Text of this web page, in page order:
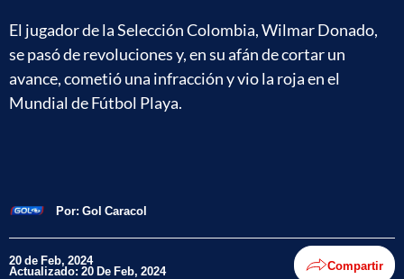
El jugador de la Selección Colombia, Wilmar Donado,
se pasó de revoluciones y, en su afán de cortar un
avance, cometió una infracción y vio la roja en el
Mundial de Fútbol Playa.
Por: Gol Caracol
20 de Feb, 2024
Actualizado: 20 De Feb, 2024 Compartir